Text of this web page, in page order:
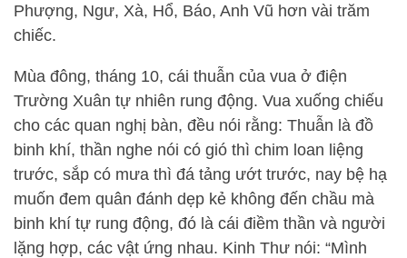
Phượng, Ngư, Xà, Hổ, Báo, Anh Vũ hơn vài trăm
chiếc.
Mùa đông, tháng 10, cái thuẫn của vua ở điện
Trường Xuân tự nhiên rung động. Vua xuống chiếu
cho các quan nghị bàn, đều nói rằng: Thuẫn là đồ
binh khí, thần nghe nói có gió thì chim loan liệng
trước, sắp có mưa thì đá tảng ướt trước, nay bệ hạ
muốn đem quân đánh dẹp kẻ không đến chầu mà
binh khí tự rung động, đó là cái điềm thần và người
lặng hợp, các vật ứng nhau. Kinh Thư nói: “Mình